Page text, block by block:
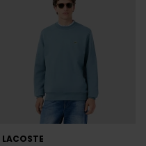
LACOSTE